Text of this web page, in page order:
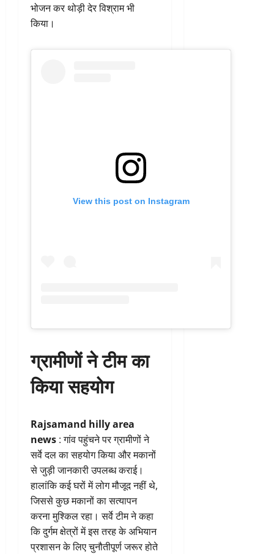
भोजन कर थोड़ी देर विश्राम भी
किया।
View this post on Instagram
ग्रामीणों ने टीम का
किया सहयोग
Rajsamand hilly area
news : गांव पहुंचने पर ग्रामीणों ने
सर्वे दल का सहयोग किया और मकानों
से जुड़ी जानकारी उपलब्ध कराई।
हालांकि कई घरों में लोग मौजूद नहीं थे,
जिससे कुछ मकानों का सत्यापन
करना मुश्किल रहा। सर्वे टीम ने कहा
कि दुर्गम क्षेत्रों में इस तरह के अभियान
प्रशासन के लिए चुनौतीपूर्ण जरूर होते